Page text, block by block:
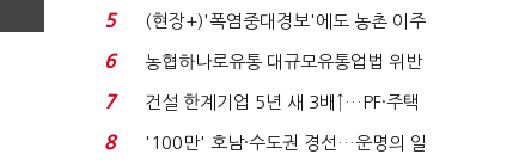
려주는데 우리는 ...
5
(현장+)'폭염중대경보'에도 농촌 이주
노동자는 강행군…'야...
6
농협하나로유통 대규모유통업법 위반
적발…공정위, 과...
7
건설 한계기업 5년 새 3배↑…PF·주택
침체에 재무 ...
8
'100만' 호남·수도권 경선…운명의 일